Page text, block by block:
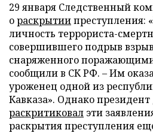
29 января Следственный
ораскрытиипреступления:
личность террориста-
совершившего подрыв
снаряженного
сообщили в СК РФ. – Им
уроженец одной из
Кавказа». Однако
раскритиковал эти
раскрытия преступления